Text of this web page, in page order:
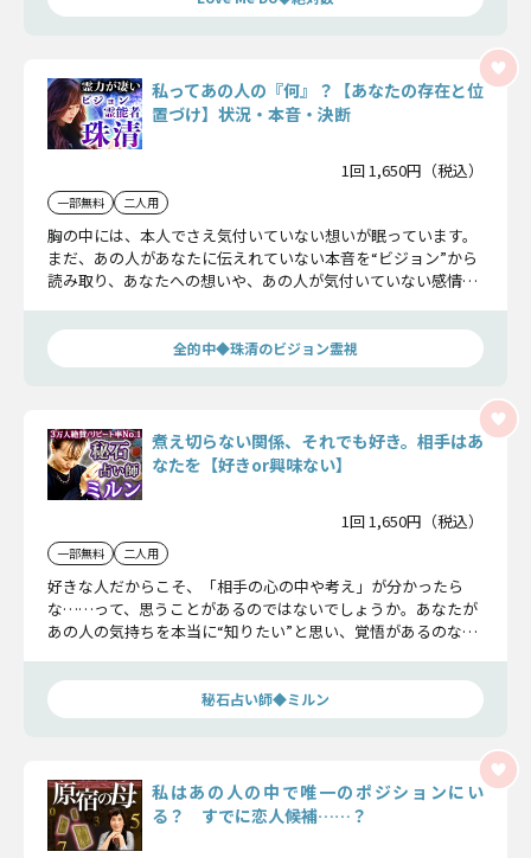
私ってあの人の『何』？【あなたの存在と位
置づけ】状況・本音・決断
1回 1,650円（税込）
一部無料 二人用
胸の中には、本人でさえ気付いていない想いが眠っています。
まだ、あの人があなたに伝えれていない本音を“ビジョン”から
読み取り、あなたへの想いや、あの人が気付いていない感情、
全的中◆珠清のビジョン霊視
煮え切らない関係、それでも好き。相手はあ
なたを【好きor興味ない】
1回 1,650円（税込）
一部無料 二人用
好きな人だからこそ、「相手の心の中や考え」が分かったら
な……って、思うことがあるのではないでしょうか。あなたが
あの人の気持ちを本当に“知りたい”と思い、覚悟があるのなら
秘石占い師◆ミルン
私はあの人の中で唯一のポジションにい
る？ すでに恋人候補……？